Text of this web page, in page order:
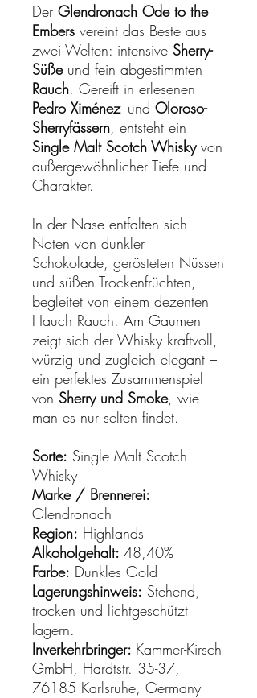
Der Glendronach Ode to the
Embers vereint das Beste aus
zwei Welten: intensive Sherry-
Süßeund fein abgestimmten
Rauch. Gereift in erlesenen
Pedro Ximénez- und Oloroso-
Sherryfässern, entsteht ein
Single Malt Scotch Whiskyvon
außergewöhnlicher Tiefe und
Charakter.
In der Nase entfalten sich
Noten von dunkler
Schokolade, gerösteten Nüssen
und süßen Trockenfrüchten,
begleitet von einem dezenten
Hauch Rauch. Am Gaumen
zeigt sich der Whisky kraftvoll,
würzig und zugleich elegant –
ein perfektes Zusammenspiel
von Sherry und Smoke, wie
man es nur selten findet.
Sorte: Single Malt Scotch
Whisky
Marke / Brennerei:
Glendronach
Region: Highlands
Alkoholgehalt: 48,40%
Farbe: Dunkles Gold
Lagerungshinweis: Stehend,
trocken und lichtgeschützt
lagern.
Inverkehrbringer: Kammer-Kirsch
GmbH, Hardtstr. 35-37,
76185 Karlsruhe, Germany